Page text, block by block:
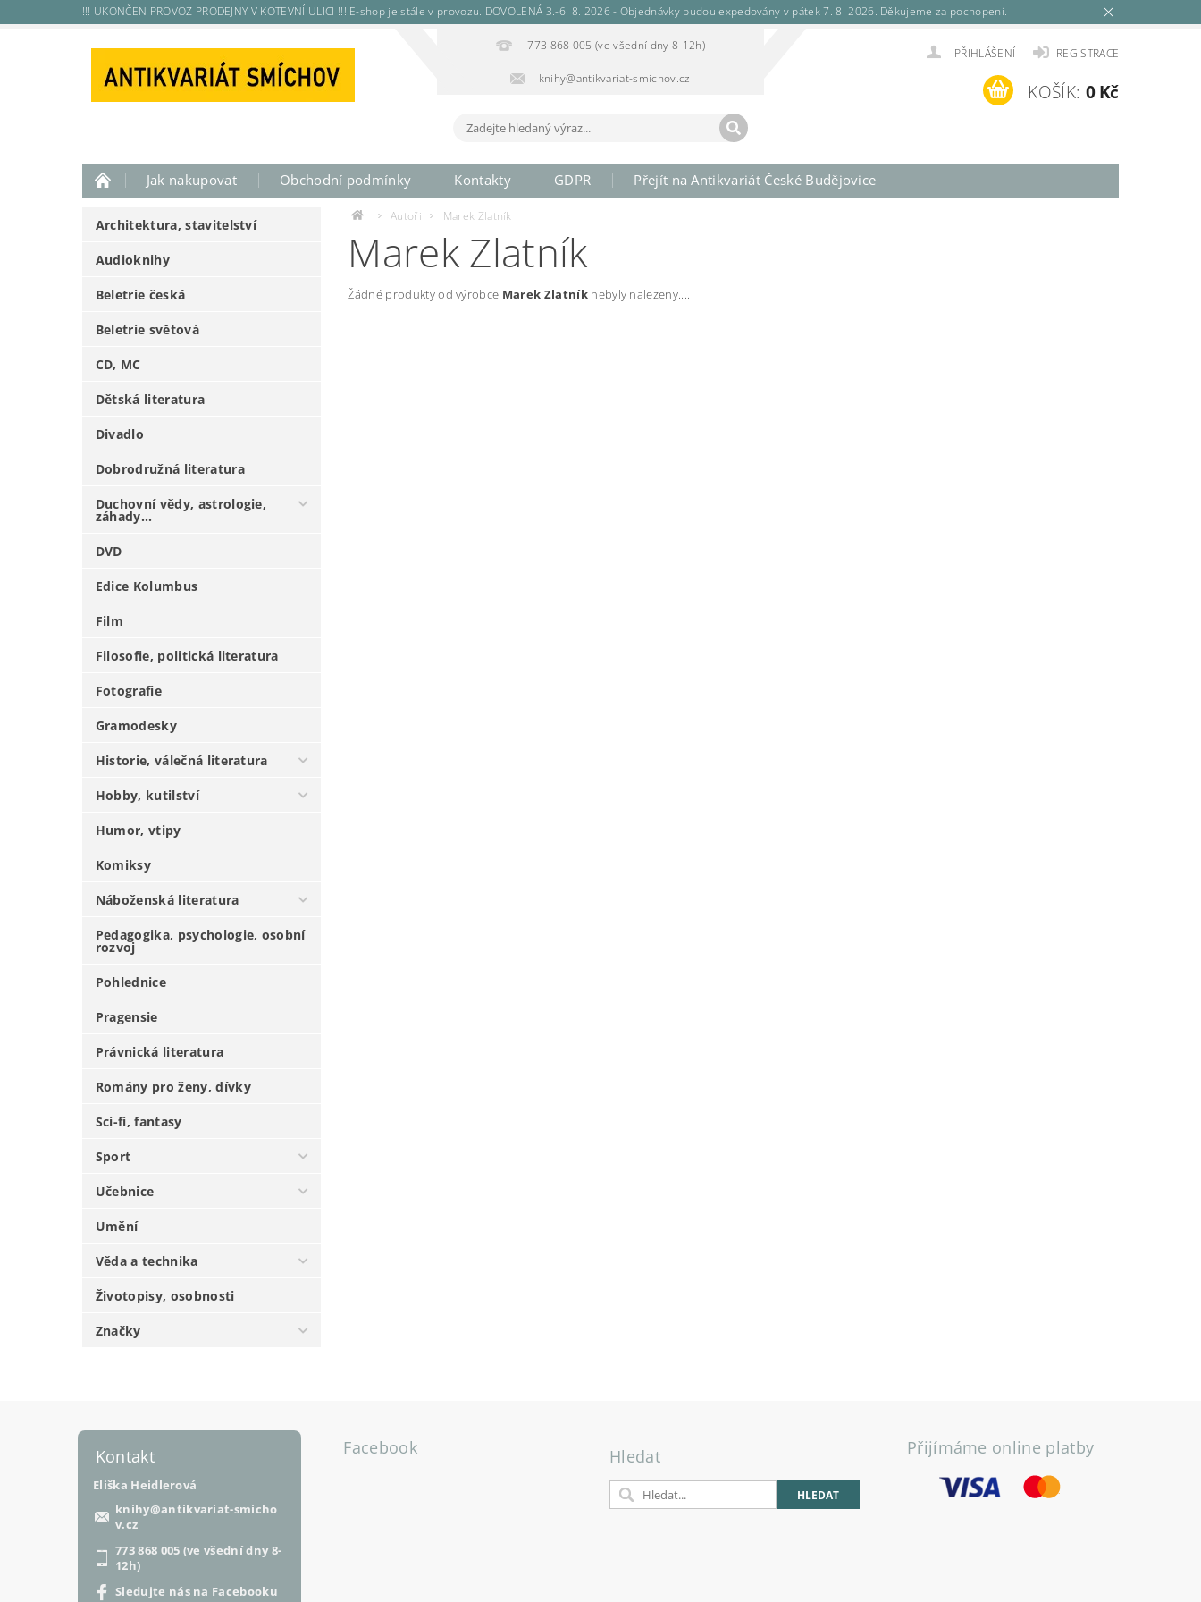
!!! UKONČEN PROVOZ PRODEJNY V KOTEVNÍ ULICI !!! E-shop je stále v provozu. DOVOLENÁ 3.-6. 8. 2026 - Objednávky budou expedovány v pátek 7. 8. 2026. Děkujeme za pochopení.
773 868 005 (ve všední dny 8-12h)
knihy@antikvariat-smichov.cz
PŘIHLÁŠENÍ REGISTRACE
KOŠÍK: 0 Kč
Jak nakupovat Obchodní podmínky Kontakty GDPR Přejít na Antikvariát České Budějovice
Architektura, stavitelství
Audioknihy
Beletrie česká
Beletrie světová
CD, MC
Dětská literatura
Divadlo
Dobrodružná literatura
Duchovní vědy, astrologie,
záhady...
DVD
Edice Kolumbus
Film
Filosofie, politická literatura
Fotografie
Gramodesky
Historie, válečná literatura
Hobby, kutilství
Humor, vtipy
Komiksy
Náboženská literatura
Pedagogika, psychologie, osobní
rozvoj
Pohlednice
Pragensie
Právnická literatura
Romány pro ženy, dívky
Sci-fi, fantasy
Sport
Učebnice
Umění
Věda a technika
Životopisy, osobnosti
Značky
Autoři Marek Zlatník
Marek Zlatník
Žádné produkty od výrobce Marek Zlatníknebyly nalezeny....
Kontakt
Eliška Heidlerová
knihy@antikvariat-smicho
v.cz
773 868 005 (ve všední dny 8-
12h)
Sledujte nás na Facebooku
Facebook Hledat Přijímáme online platby